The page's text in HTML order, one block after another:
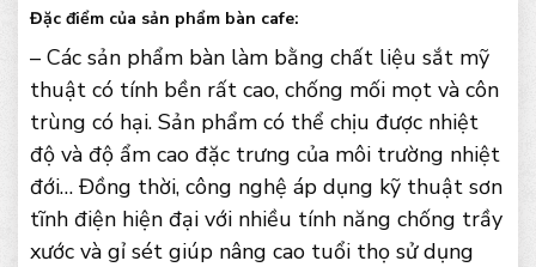
Đặc điểm của sản phẩm bàn cafe:
– Các sản phẩm bàn làm bằng chất liệu sắt mỹ
thuật có tính bền rất cao, chống mối mọt và côn
trùng có hại. Sản phẩm có thể chịu được nhiệt
độ và độ ẩm cao đặc trưng của môi trường nhiệt
đới… Đồng thời, công nghệ áp dụng kỹ thuật sơn
tĩnh điện hiện đại với nhiều tính năng chống trầy
xước và gỉ sét giúp nâng cao tuổi thọ sử dụng